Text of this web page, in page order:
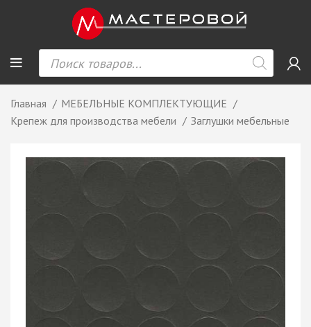
Главная
МЕБЕЛЬНЫЕ КОМПЛЕКТУЮЩИЕ
Крепеж для производства мебели
Заглушки мебельные